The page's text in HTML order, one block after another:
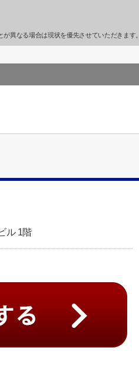
異なる場合は現状を優先させていただきます。
ル 1階